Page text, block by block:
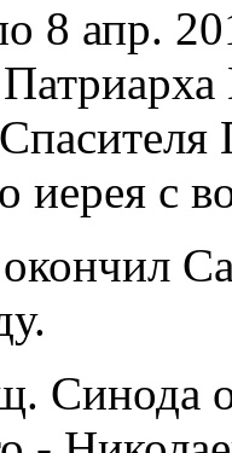
8 апр.
иерея с
Синода